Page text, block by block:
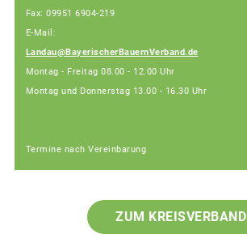
Fax: 09951 6904-219
E-Mail:
Landau@BayerischerBauernVerband.de
Montag - Freitag 08.00 - 12.00 Uhr
Montag und Donnerstag 13.00 - 16.30 Uhr
Termine nach Vereinbarung
ZUM KREISVERBAND